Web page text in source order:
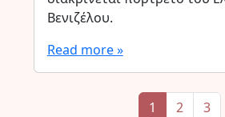
Βενιζέλου.
Read more »
Current Page
1 Page
2 Page
3